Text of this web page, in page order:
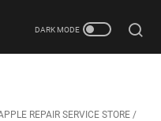
REPAIR SERVICE STORE /